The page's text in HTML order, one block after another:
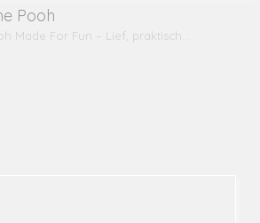
Pooh
Made For Fun – Lief, praktisch…